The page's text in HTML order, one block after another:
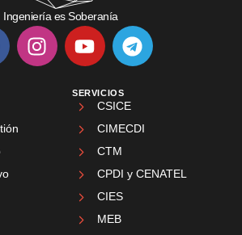
Ingeniería es Soberanía
SERVICIOS
CSICE
CIMECDI
CTM
CPDI y CENATEL
CIES
MEB